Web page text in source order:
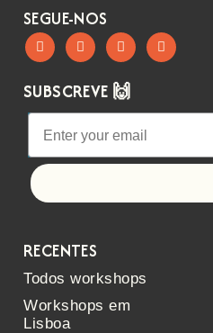
SEGUE-NOS
SUBSCREVE 🙌
RECENTES
Todos workshops
Workshops em
Lisboa